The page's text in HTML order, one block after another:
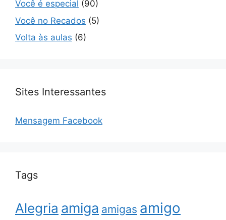
Você é especial (90)
Você no Recados (5)
Volta às aulas (6)
Sites Interessantes
Mensagem Facebook
Tags
Alegria amiga amigas amigo